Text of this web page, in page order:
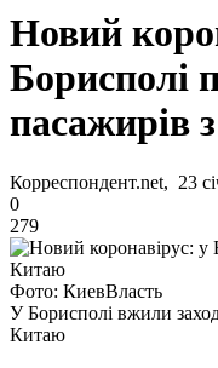
Новий
Борисполі
пасажирів
Корреспондент.net, 23
0
279
Фото: КиевВласть
У Борисполі вжили
Китаю